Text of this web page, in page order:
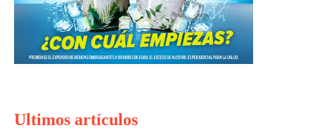
Ultimos artículos